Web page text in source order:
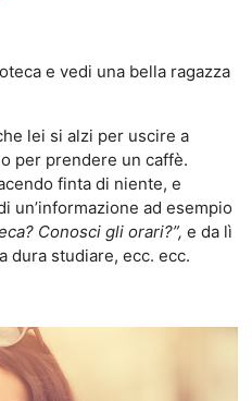
e vedi una bella ragazza
lei si alzi per uscire a
per prendere un caffè.
finta di niente, e
un’informazione ad esempio
Conosci gli orari?”, e da lì
dura studiare, ecc. ecc.